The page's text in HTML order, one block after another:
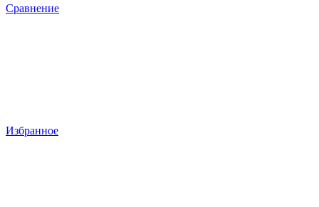
Сравнение
Избранное